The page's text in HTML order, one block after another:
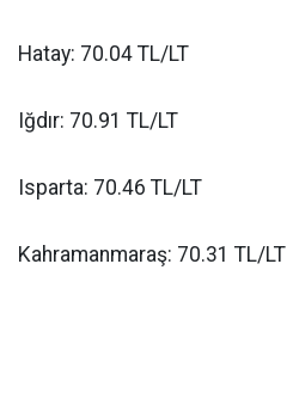
Hatay: 70.04 TL/LT
Iğdır: 70.91 TL/LT
Isparta: 70.46 TL/LT
Kahramanmaraş: 70.31 TL/LT